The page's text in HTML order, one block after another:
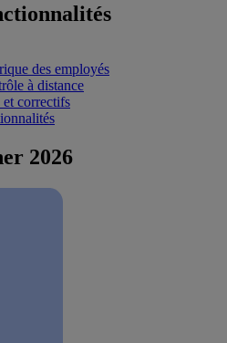
des employés
à distance
et correctifs
2026